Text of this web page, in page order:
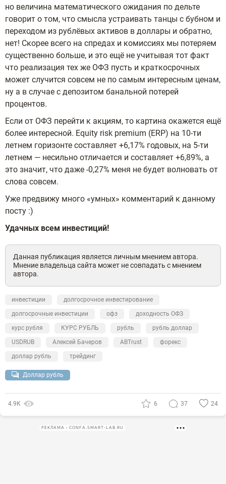
но величина математического ожидания по дельте
говорит о том, что смысла устраивать танцы с бубном и
переходом из рублёвых активов в доллары и обратно,
нет! Скорее всего на спредах и комиссиях мы потеряем
существенно больше, и это ещё не учитывая тот факт
что реализация тех же ОФЗ пусть и краткосрочных
может случится совсем не по самым интересным ценам,
ну а в случае с депозитом банальной потерей
процентов.
Если от ОФЗ перейти к акциям, то картина окажется ещё
более интересной. Equity risk premium (ERP) на 10-ти
летнем горизонте составляет +6,17% годовых, на 5-ти
летнем — несильно отличается и составляет +6,89%, а
это значит, что даже -0,27% меня не будет волновать от
слова совсем.
Уже предвижу много «умных» комментарий к данному
посту :)
Удачных всем инвестиций!
Данная публикация является личным мнением автора.
Мнение владельца сайта может не совпадать с мнением
автора.
инвестиции
долгосрочное инвестирование
долгосрочные инвестиции
офз
доходность ОФЗ
курс рубля
КУРС РУБЛЬ рубль
рубль доллар
USDRUB
Алексей Бачеров ABTrust
форекс
доллар рубль
трейдинг
Доллар рубль
4.9К 6 37 24
РЕКЛАМА • CONFA.SMART-LAB.RU